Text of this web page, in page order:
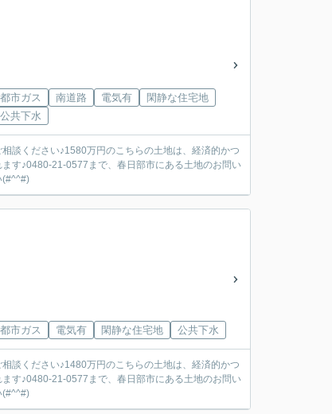
都市ガス 南道路 電気有
閑静な住宅地
公共下水
談ください♪1580万円のこちらの土地は、経済的かつ
す♪0480-21-0577まで、春日部市にある土地のお問い
(#^^#)
都市ガス 電気有 閑静な住宅地 公共下水
談ください♪1480万円のこちらの土地は、経済的かつ
す♪0480-21-0577まで、春日部市にある土地のお問い
(#^^#)